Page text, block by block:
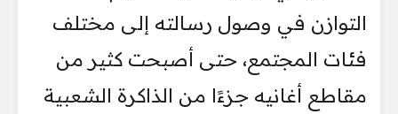
التوازن في وصول رسالته إلى مختلف
فئات المجتمع، حتى أصبحت كثير من
مقاطع أغانيه جزءًا من الذاكرة الشعبية